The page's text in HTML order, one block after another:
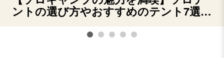
ントの選び方やおすすめのテント7選を